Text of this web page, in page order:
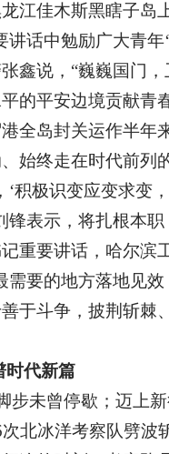
江佳木斯黑瞎子岛
讲话中勉励广大青
鑫说，“巍巍国门
的平安边境贡献青
全岛封关运作半年
始终走在时代前列
‘积极识变应变求变
锋表示，将扎根本
重要讲话，哈尔滨
需要的地方落地见
于斗争，披荆斩棘
时代新篇
步未曾停歇；迈上
北冰洋考察队劈波